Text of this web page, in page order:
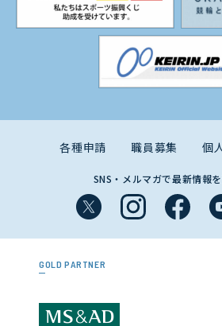
各種申請 職員募集 個
SNS・メルマガで最新情報
GOLD PARTNER